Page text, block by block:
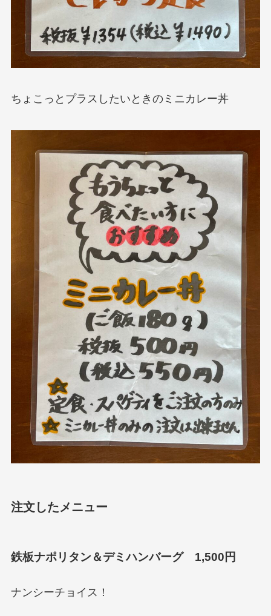
ちょこっとプラスしたいときのミニカレー丼
注文したメニュー
鉄板ナポリタン＆デミハンバーグ 1,500円
ナンシーチョイス！